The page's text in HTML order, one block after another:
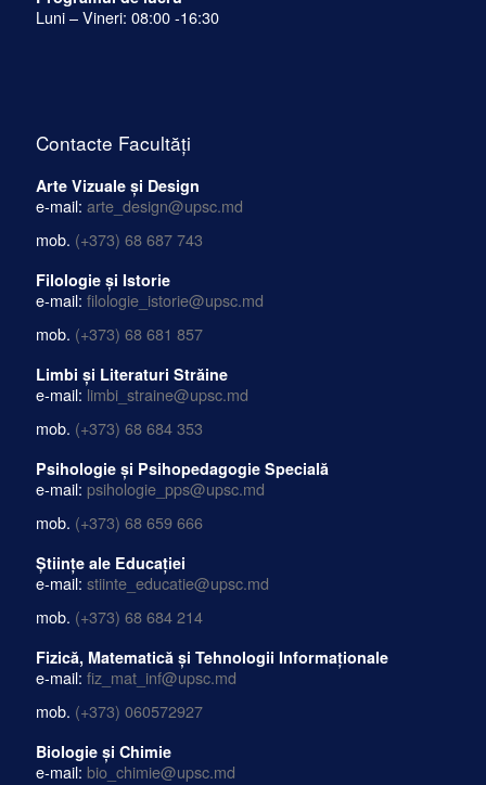
Luni – Vineri: 08:00 -16:30
Contacte Facultăți
Arte Vizuale și Design
e-mail: arte_design@upsc.md
mob. (+373) 68 687 743
Filologie și Istorie
e-mail: filologie_istorie@upsc.md
mob. (+373) 68 681 857
Limbi și Literaturi Străine
e-mail: limbi_straine@upsc.md
mob. (+373) 68 684 353
Psihologie și Psihopedagogie Specială
e-mail: psihologie_pps@upsc.md
mob. (+373) 68 659 666
Științe ale Educației
e-mail: stiinte_educatie@upsc.md
mob. (+373) 68 684 214
Fizică, Matematică și Tehnologii Informaționale
e-mail: fiz_mat_inf@upsc.md
mob. (+373) 060572927
Biologie și Chimie
e-mail: bio_chimie@upsc.md